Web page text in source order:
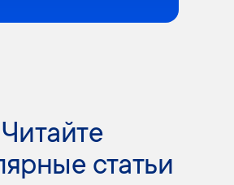
Читайте
статьи